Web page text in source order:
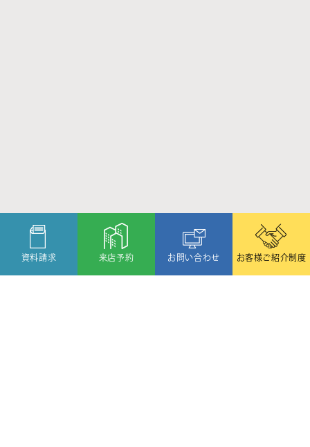
資料請求 来店予約 お問い合わせ お客様ご紹介制度